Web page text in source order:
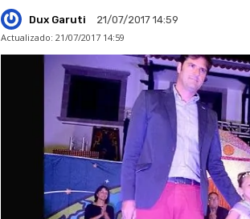
Dux Garuti
21/07/2017 14:59
Actualizado: 21/07/2017 14:59